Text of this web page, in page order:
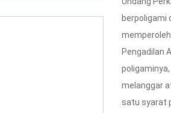
berpoligami
Pengadilan
melanggar
satu syarat